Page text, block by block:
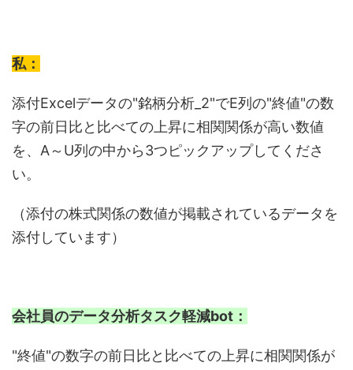
私：
添付Excelデータの"銘柄分析_2"でE列の"終値"の数
字の前日比と比べての上昇に相関関係が高い数値
を、A～U列の中から3つピックアップしてくださ
い。
（添付の株式関係の数値が掲載されているデータを
添付しています）
会社員のデータ分析タスク軽減bot：
"終値"の数字の前日比と比べての上昇に相関関係が